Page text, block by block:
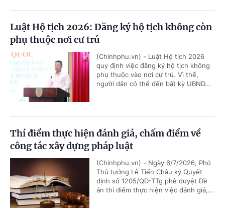
Luật Hộ tịch 2026: Đăng ký hộ tịch không còn
phụ thuộc nơi cư trú
(Chinhphu.vn) - Luật Hộ tịch 2026
quy định việc đăng ký hộ tịch không
phụ thuộc vào nơi cư trú. Vì thế,
người dân có thể đến bất kỳ UBND...
Thí điểm thực hiện đánh giá, chấm điểm về
công tác xây dựng pháp luật
(Chinhphu.vn) - Ngày 6/7/2026, Phó
Thủ tướng Lê Tiến Châu ký Quyết
định số 1205/QĐ-TTg phê duyệt Đề
án thí điểm thực hiện việc đánh giá,...